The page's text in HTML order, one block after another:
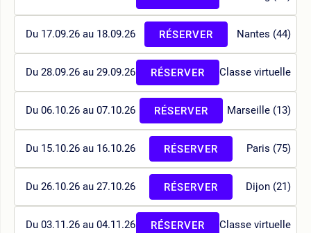
Du 17.09.26 au 18.09.26 Nantes (44)
RÉSERVER
Du 28.09.26 au 29.09.26 Classe virtuelle
RÉSERVER
Du 06.10.26 au 07.10.26 Marseille (13)
RÉSERVER
Du 15.10.26 au 16.10.26 Paris (75)
RÉSERVER
Du 26.10.26 au 27.10.26 Dijon (21)
RÉSERVER
Du 03.11.26 au 04.11.26 Classe virtuelle
RÉSERVER